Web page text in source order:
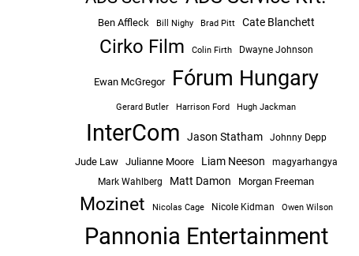
Ben Affleck Bill Nighy Brad Pitt Cate Blanchett
Cirko Film Colin Firth Dwayne Johnson
Ewan McGregor Fórum Hungary
Gerard Butler Harrison Ford Hugh Jackman
InterCom Jason Statham Johnny Depp
Jude Law Julianne Moore Liam Neeson
magyarhangya
Mark Wahlberg
Matt Damon Morgan Freeman
Mozinet Nicolas Cage Nicole Kidman Owen Wilson
Pannonia Entertainment